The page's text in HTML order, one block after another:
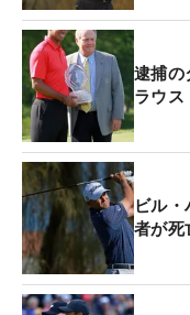
逮捕の
ラウス
ビル
者が死